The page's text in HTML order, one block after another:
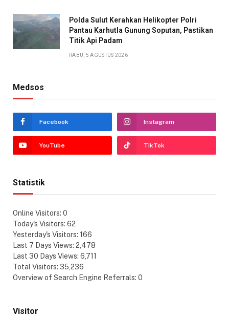
Polda Sulut Kerahkan Helikopter Polri
Pantau Karhutla Gunung Soputan, Pastikan
Titik Api Padam
RABU, 5 AGUSTUS 2026
Medsos
Facebook Instagram
YouTube TikTok
Statistik
Online Visitors: 0
Today's Visitors: 62
Yesterday's Visitors: 166
Last 7 Days Views: 2,478
Last 30 Days Views: 6,711
Total Visitors: 35,236
Overview of Search Engine Referrals: 0
Visitor